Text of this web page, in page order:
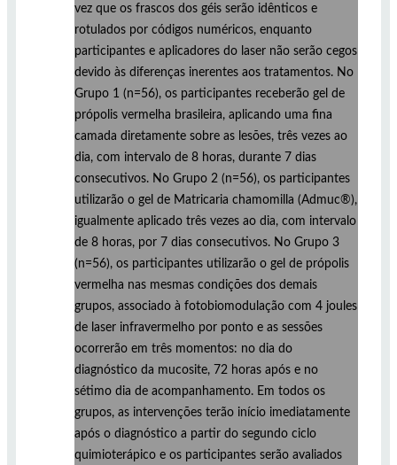
vez que os frascos dos géis serão idênticos e
rotulados por códigos numéricos, enquanto
participantes e aplicadores do laser não serão cegos
devido às diferenças inerentes aos tratamentos. No
Grupo 1 (n=56), os participantes receberão gel de
própolis vermelha brasileira, aplicando uma fina
camada diretamente sobre as lesões, três vezes ao
dia, com intervalo de 8 horas, durante 7 dias
consecutivos. No Grupo 2 (n=56), os participantes
utilizarão o gel de Matricaria chamomilla (Admuc®),
igualmente aplicado três vezes ao dia, com intervalo
de 8 horas, por 7 dias consecutivos. No Grupo 3
(n=56), os participantes utilizarão o gel de própolis
vermelha nas mesmas condições dos demais
grupos, associado à fotobiomodulação com 4 joules
de laser infravermelho por ponto e as sessões
ocorrerão em três momentos: no dia do
diagnóstico da mucosite, 72 horas após e no
sétimo dia de acompanhamento. Em todos os
grupos, as intervenções terão início imediatamente
após o diagnóstico a partir do segundo ciclo
quimioterápico e os participantes serão avaliados